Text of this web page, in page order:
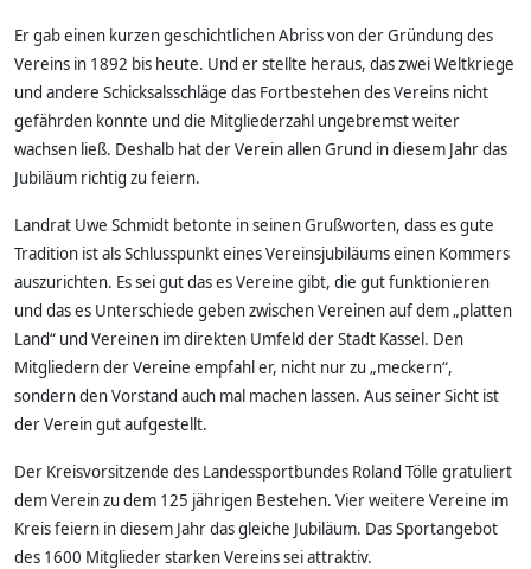
Er gab einen kurzen geschichtlichen Abriss von der Gründung des
Vereins in 1892 bis heute. Und er stellte heraus, das zwei Weltkriege
und andere Schicksalsschläge das Fortbestehen des Vereins nicht
gefährden konnte und die Mitgliederzahl ungebremst weiter
wachsen ließ. Deshalb hat der Verein allen Grund in diesem Jahr das
Jubiläum richtig zu feiern.
Landrat Uwe Schmidt betonte in seinen Grußworten, dass es gute
Tradition ist als Schlusspunkt eines Vereinsjubiläums einen Kommers
auszurichten. Es sei gut das es Vereine gibt, die gut funktionieren
und das es Unterschiede geben zwischen Vereinen auf dem „platten
Land“ und Vereinen im direkten Umfeld der Stadt Kassel. Den
Mitgliedern der Vereine empfahl er, nicht nur zu „meckern“,
sondern den Vorstand auch mal machen lassen. Aus seiner Sicht ist
der Verein gut aufgestellt.
Der Kreisvorsitzende des Landessportbundes Roland Tölle gratuliert
dem Verein zu dem 125 jährigen Bestehen. Vier weitere Vereine im
Kreis feiern in diesem Jahr das gleiche Jubiläum. Das Sportangebot
des 1600 Mitglieder starken Vereins sei attraktiv.